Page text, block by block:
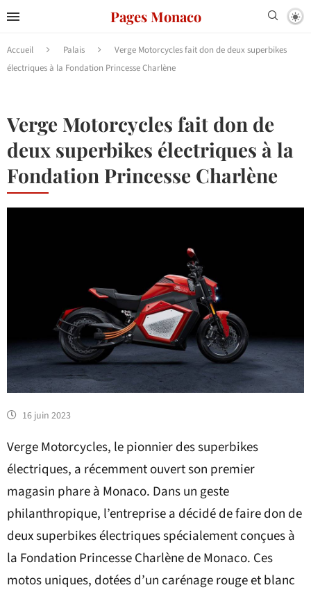
Pages Monaco
Accueil Palais
Verge Motorcycles fait don de deux superbikes
électriques à la Fondation Princesse Charlène
Verge Motorcycles fait don de
deux superbikes électriques à la
Fondation Princesse Charlène
16 juin 2023
Verge Motorcycles, le pionnier des superbikes
électriques, a récemment ouvert son premier
magasin phare à Monaco. Dans un geste
philanthropique, l’entreprise a décidé de faire don de
deux superbikes électriques spécialement conçues à
la Fondation Princesse Charlène de Monaco. Ces
motos uniques, dotées d’un carénage rouge et blanc